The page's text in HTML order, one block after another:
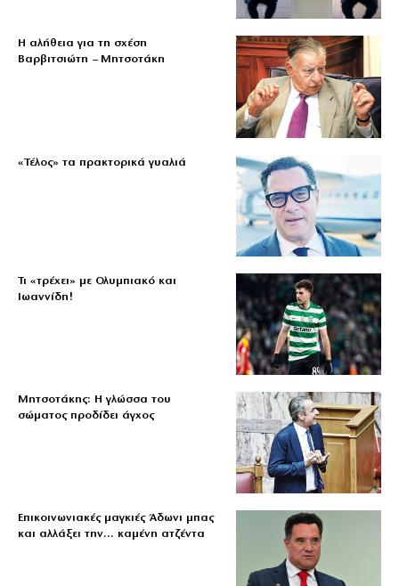
Η αλήθεια για τη σχέση
Βαρβιτσιώτη – Μητσοτάκη
«Τέλος» τα πρακτορικά γυαλιά
Τι «τρέχει» με Ολυμπιακό και
Ιωαννίδη!
Μητσοτάκης: Η γλώσσα του
σώματος προδίδει άγχος
Επικοινωνιακές μαγκιές Άδωνι μπας
και αλλάξει την… καμένη ατζέντα